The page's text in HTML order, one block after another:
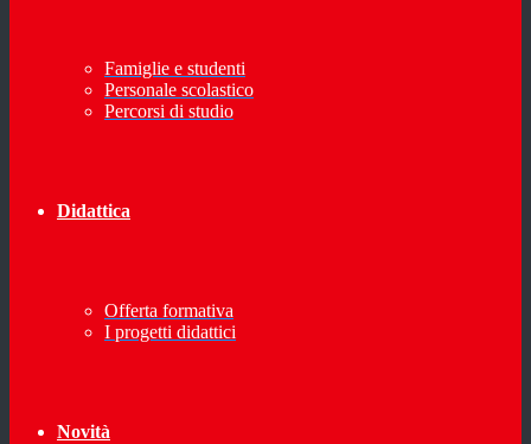
Famiglie e studenti
Personale scolastico
Percorsi di studio
Didattica
Offerta formativa
I progetti didattici
Novità